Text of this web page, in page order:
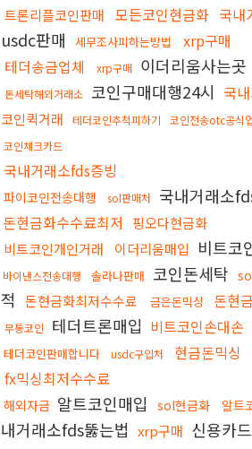
트론리플코인판매 모든코인현금화 국내
usdc판매 세무조사피하는방법
xrp구매
테더송금업체
xrp구매 이더리움사는곳
돈세탁해외거래소 코인구매대행24시 국
코인퀵거래
테더코인추척피하기 코인전송otc공식
코인체크카드
국내거래소fds증빙
파이코인전송대행 sol판매처 국내거래소
돈현금화수수료최저
핑오다현금화
비트코인개인거래
이더리움매입 비트코
바이낸스전송대행 솔라나판매 코인돈세탁
적
돈현금화최저수수료 금은돈믹싱 돈현
무통코인 테더트론매입 비트코인손대손
테더코인판매합니다 usdc구입처 현금돈믹싱
fx믹싱최저수수료
해외자금 알트코인매입 sol현금화 알트
내거래소fds뚫는법 xrp구매 신용카